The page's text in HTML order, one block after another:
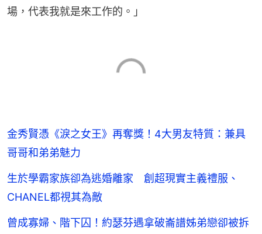
場，代表我就是來工作的。」
金秀賢憑《淚之女王》再奪獎！4大男友特質：兼具
哥哥和弟弟魅力
生於學霸家族卻為逃婚離家 創超現實主義禮服、
CHANEL都視其為敵
曾成寡婦、階下囚！約瑟芬遇拿破崙譜姊弟戀卻被拆